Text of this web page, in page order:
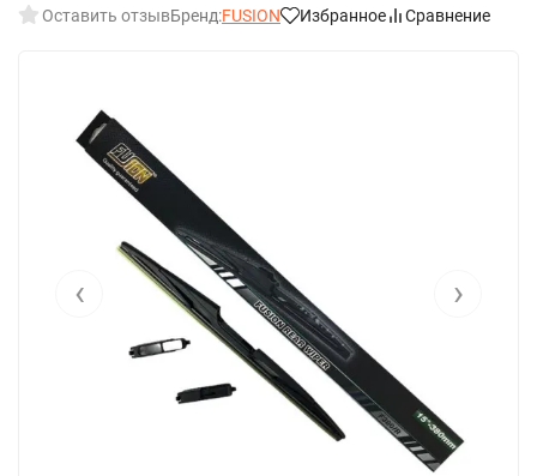
Оставить отзывБренд:FUSION Избранное Сравнение
‹ ›